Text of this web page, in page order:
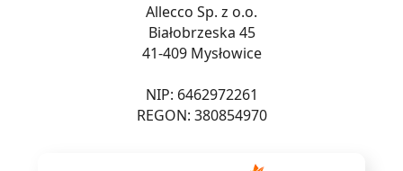
Allecco Sp. z o.o.
Białobrzeska 45
41-409 Mysłowice
NIP: 6462972261
REGON: 380854970